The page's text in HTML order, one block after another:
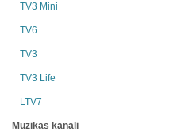
TV3 Mini
TV6
TV3
TV3 Life
LTV7
Mūzikas kanāli